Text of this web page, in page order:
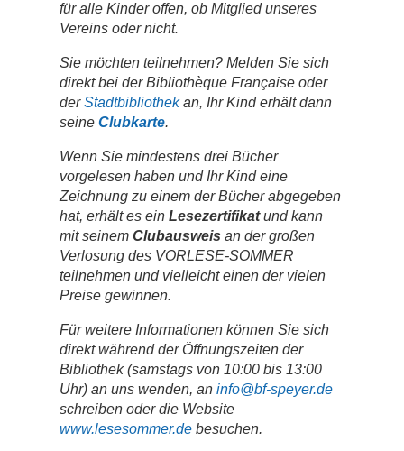
für alle Kinder offen, ob Mitglied unseres
Vereins oder nicht.
Sie möchten teilnehmen? Melden Sie sich
direkt bei der Bibliothèque Française oder
derStadtbibliothekan, Ihr Kind erhält dann
seine Clubkarte.
Wenn Sie mindestens drei Bücher
vorgelesen haben und Ihr Kind eine
Zeichnung zu einem der Bücher abgegeben
hat, erhält es ein Lesezertifikatund kann
mit seinem Clubausweis an der großen
Verlosung des VORLESE-SOMMER
teilnehmen und vielleicht einen der vielen
Preise gewinnen.
Für weitere Informationen können Sie sich
direkt während der Öffnungszeiten der
Bibliothek (samstags von 10:00 bis 13:00
Uhr) an uns wenden, an info@bf-speyer.de
schreiben oder die Website
www.lesesommer.debesuchen.